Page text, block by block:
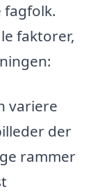
faktorer,
variere
der
rammer